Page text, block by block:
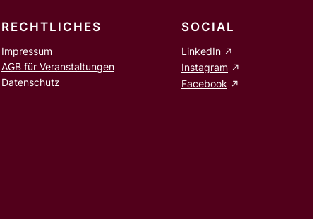
RECHTLICHES
Impressum
AGB für Veranstaltungen
Datenschutz
SOCIAL
LinkedIn
Instagram
Facebook